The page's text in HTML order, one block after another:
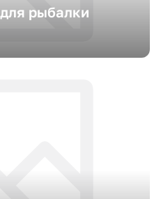
рыбалки